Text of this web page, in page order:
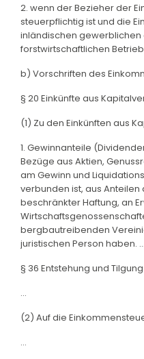
2. wenn der Bezieher der
steuerpflichtig ist und die
inländischen
forstwirtschaftlichen
b) Vorschriften des
§ 20 Einkünfte aus
(1) Zu den Einkünften aus
1. Gewinnanteile
Bezüge aus Aktien,
am Gewinn und
verbunden ist, aus
beschränkter Haftung, an
bergbautreibenden
juristischen Person haben. ...
§ 36 Entstehung und
...
(2) Auf die
...